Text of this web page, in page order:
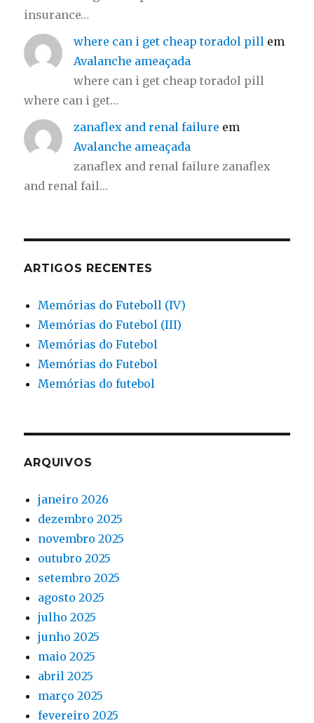
insurance…
where can i get cheap toradol pill em
Avalanche ameaçada
where can i get cheap toradol pill
where can i get…
zanaflex and renal failure em
Avalanche ameaçada
zanaflex and renal failure zanaflex
and renal fail…
ARTIGOS RECENTES
Memórias do Futeboll (IV)
Memórias do Futebol (III)
Memórias do Futebol
Memórias do Futebol
Memórias do futebol
ARQUIVOS
janeiro 2026
dezembro 2025
novembro 2025
outubro 2025
setembro 2025
agosto 2025
julho 2025
junho 2025
maio 2025
abril 2025
março 2025
fevereiro 2025